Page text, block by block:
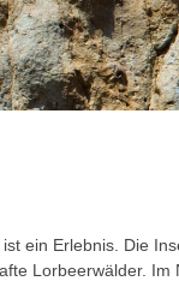
ein Erlebnis. Die
Lorbeerwälder.